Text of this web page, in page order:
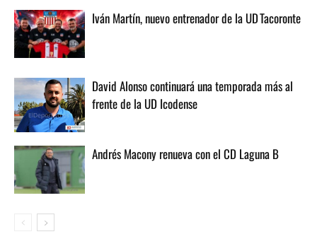
Iván Martín, nuevo entrenador de la UD Tacoronte
David Alonso continuará una temporada más al
frente de la UD Icodense
Andrés Macony renueva con el CD Laguna B